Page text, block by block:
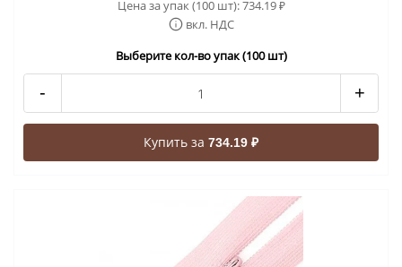
Цена за упак (100 шт):734.19₽
вкл. НДС
Выберите кол-во упак (100 шт)
- +
Купить за 734.19 ₽